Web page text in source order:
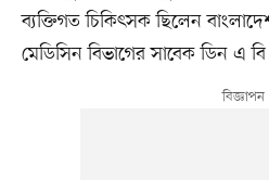
ব্যক্তিগত চিকিৎসক ছিলেন
মেডিসিন বিভাগের সাবেক ডিন এ